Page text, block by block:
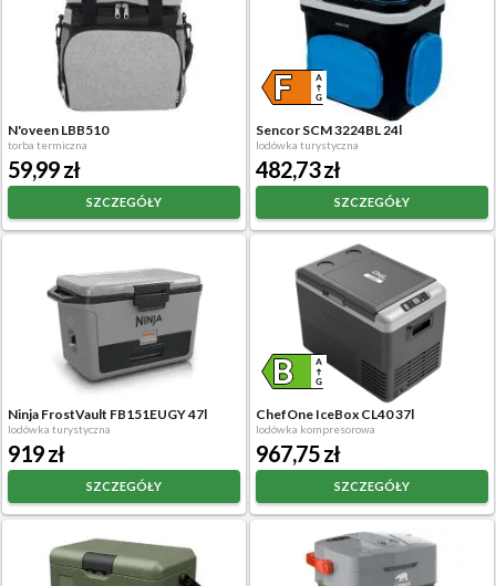
N'oveen LBB510
torba termiczna
59,99 zł
SZCZEGÓŁY
Sencor SCM 3224BL 24l
lodówka turystyczna
482,73 zł
SZCZEGÓŁY
Ninja FrostVault FB151EUGY 47l
lodówka turystyczna
919 zł
SZCZEGÓŁY
ChefOne IceBox CL40 37l
lodówka kompresorowa
967,75 zł
SZCZEGÓŁY